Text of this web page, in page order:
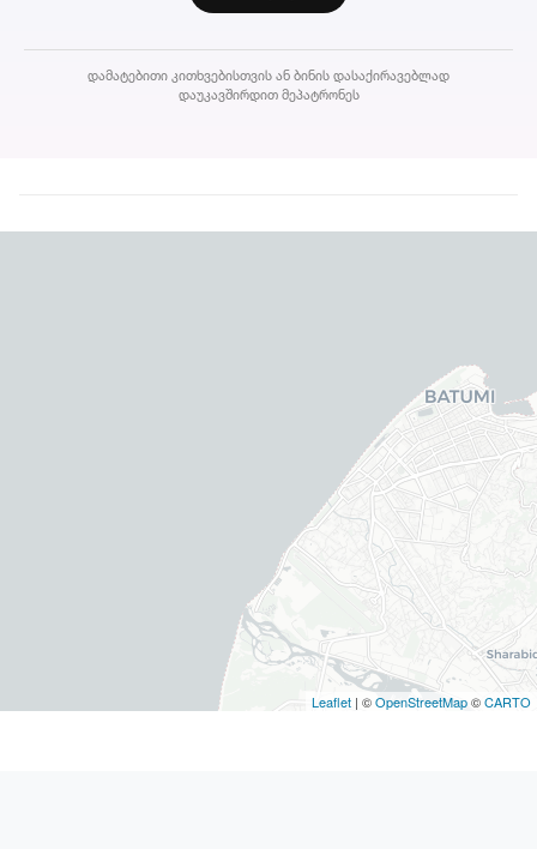
დამატებითი კითხვებისთვის ან ბინის დასაქირავებლად
დაუკავშირდით მეპატრონეს
Leaflet | ©OpenStreetMap©CARTO